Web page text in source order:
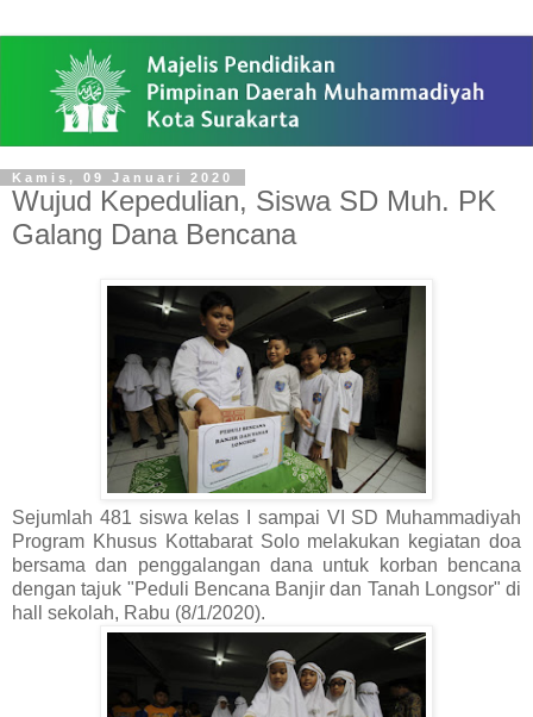
Kamis, 09 Januari 2020
Wujud Kepedulian, Siswa SD Muh. PK
Galang Dana Bencana
Sejumlah 481 siswa kelas I sampai VI SD Muhammadiyah
Program Khusus Kottabarat Solo melakukan kegiatan doa
bersama dan penggalangan dana untuk korban bencana
dengan tajuk "Peduli Bencana Banjir dan Tanah Longsor" di
hall sekolah, Rabu (8/1/2020).